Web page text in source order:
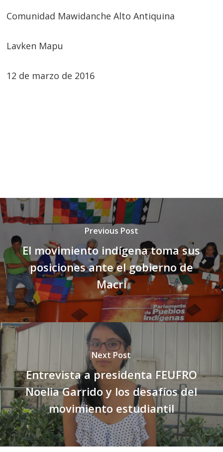
Comunidad Mawidanche Alto Antiquina
Lavken Mapu
12 de marzo de 2016
Previous Post
El movimiento indígena toma sus
posiciones ante el gobierno de
Macri
Next Post
Entrevista a presidenta FEUFRO
Noelia Garrido y los desafíos del
movimiento estudiantil